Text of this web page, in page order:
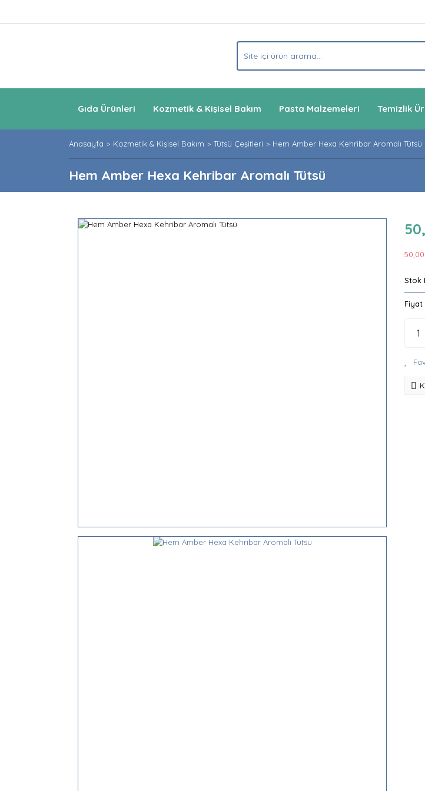
Gıda Ürünleri Kozmetik & Kişisel Bakım Pasta Malzemeleri Temizlik
Anasayfa Kozmetik & Kişisel Bakım Tütsü Çeşitleri Hem Amber Hexa Kehribar Aromalı Tütsü
Hem Amber Hexa Kehribar Aromalı Tütsü
Stok
Fiyat